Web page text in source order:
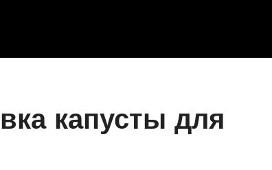
капусты для